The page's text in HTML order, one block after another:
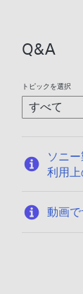
Q&A
トピックを選択
ソニ
利用
動画